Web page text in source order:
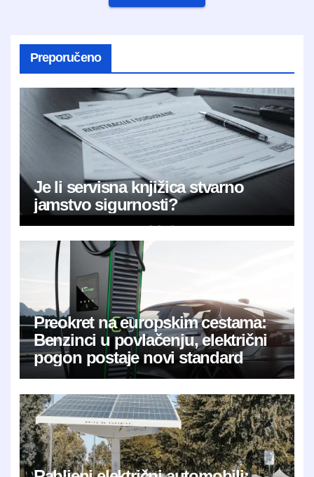
Preporučeno
Je li servisna knjižica stvarno
jamstvo sigurnosti?
Preokret na europskim cestama:
Benzinci u povlačenju, električni
pogon postaje novi standard